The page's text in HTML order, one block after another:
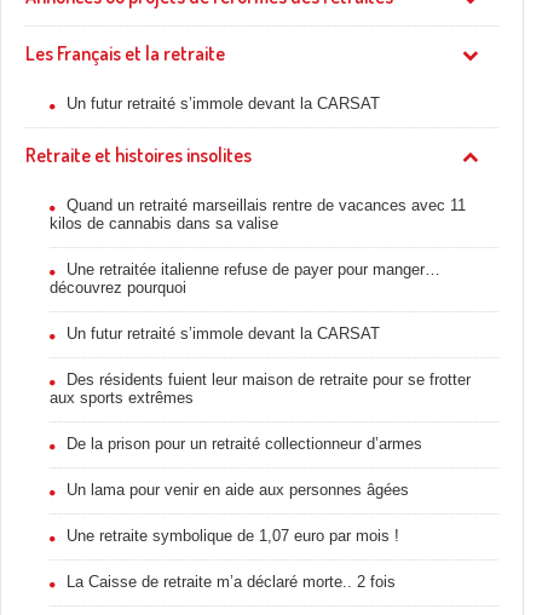
Les Français et la retraite
Un futur retraité s’immole devant la CARSAT
Retraite et histoires insolites
Quand un retraité marseillais rentre de vacances avec 11
kilos de cannabis dans sa valise
Une retraitée italienne refuse de payer pour manger…
découvrez pourquoi
Un futur retraité s’immole devant la CARSAT
Des résidents fuient leur maison de retraite pour se frotter
aux sports extrêmes
De la prison pour un retraité collectionneur d’armes
Un lama pour venir en aide aux personnes âgées
Une retraite symbolique de 1,07 euro par mois !
La Caisse de retraite m’a déclaré morte.. 2 fois